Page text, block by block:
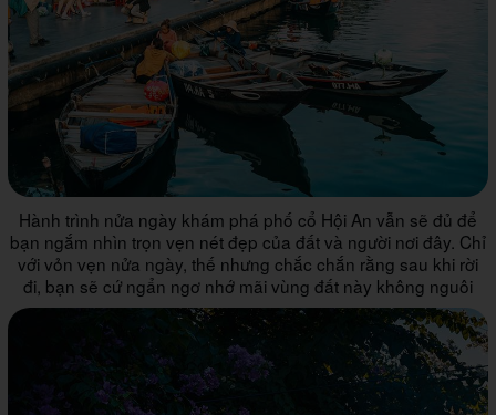
Hành trình nửa ngày khám phá phố cổ Hội An vẫn sẽ đủ để
bạn ngắm nhìn trọn vẹn nét đẹp của đất và người nơi đây. Chỉ
với vỏn vẹn nửa ngày, thế nhưng chắc chắn rằng sau khi rời
đi, bạn sẽ cứ ngẩn ngơ nhớ mãi vùng đất này không nguôi